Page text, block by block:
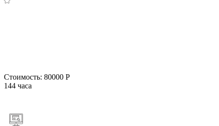
Стоимость: 80000 Р
144 часа